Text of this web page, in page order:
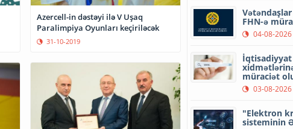
Azercell-in dəstəyi ilə V Uşaq
Paralimpiya Oyunları keçiriləcək
31-10-2019
FHN-ə
04-08-2026
müraciət
03-08-2026
"Elektron
sisteminin